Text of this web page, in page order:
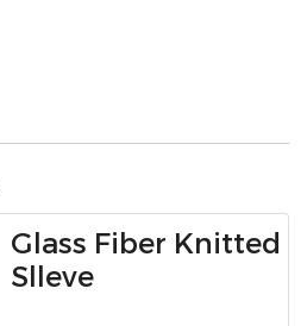
Glass Fiber Knitted
Slleve